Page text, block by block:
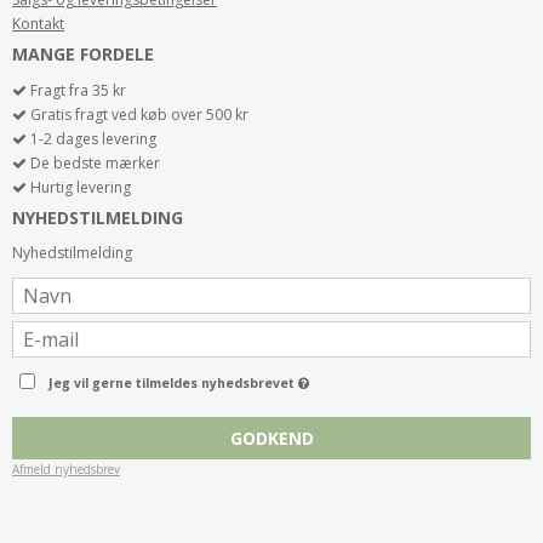
GOLDWELL DUALSENSES ULTRA VOLUME BODIFYING
Kontakt
MANGE FORDELE
Fragt fra 35 kr
Gratis fragt ved køb over 500 kr
1-2 dages levering
De bedste mærker
Hurtig levering
NYHEDSTILMELDING
Nyhedstilmelding
Jeg vil gerne tilmeldes nyhedsbrevet
GODKEND
Afmeld nyhedsbrev